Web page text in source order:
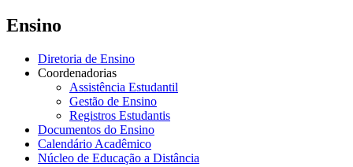
Ensino
Diretoria de Ensino
Coordenadorias
Assistência Estudantil
Gestão de Ensino
Registros Estudantis
Documentos do Ensino
Calendário Acadêmico
Núcleo de Educação a Distância